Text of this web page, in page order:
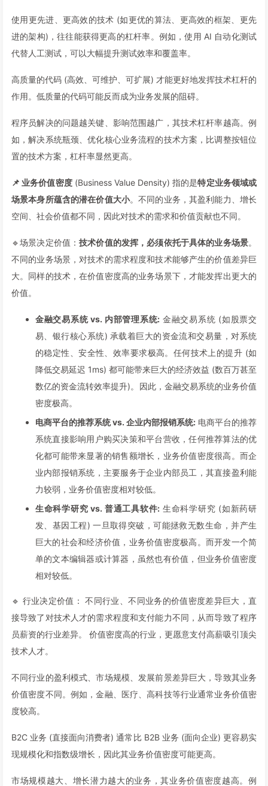
使用更先进、更高效的技术 (如更优的算法、更高效的框架、更先
进的架构)，往往能获得更高的杠杆率。例如，使用 AI 自动化测试
代替人工测试，可以大幅提升测试效率和覆盖率。
高质量的代码 (高效、可维护、可扩展) 才能更好地发挥技术杠杆的
作用。低质量的代码可能反而成为业务发展的阻碍。
程序员解决的问题越关键、影响范围越广，其技术杠杆率越高。例
如，解决系统瓶颈、优化核心业务流程的技术方案，比调整按钮位
置的技术方案，杠杆率显然更高。
📌 业务价值密度(Business Value Density) 指的是特定业务领域或
场景本身所蕴含的潜在价值大小。不同的业务，其盈利能力、增长
空间、社会价值都不同，因此对技术的需求和价值贡献也不同。
🔹场景决定价值：技术价值的发挥，必须依托于具体的业务场景。
不同的业务场景，对技术的需求程度和技术能够产生的价值差异巨
大。同样的技术，在价值密度高的业务场景下，才能发挥出更大的
价值。
金融交易系统 vs. 内部管理系统: 金融交易系统 (如股票交
易、银行核心系统) 承载着巨大的资金流和交易量，对系统
的稳定性、安全性、效率要求极高。任何技术上的提升 (如
降低交易延迟 1ms) 都可能带来巨大的经济效益 (数百万甚至
数亿的资金流转效率提升)。因此，金融交易系统的业务价值
密度极高。
电商平台的推荐系统 vs. 企业内部报销系统: 电商平台的推荐
系统直接影响用户购买决策和平台营收，任何推荐算法的优
化都可能带来显著的销售额增长，业务价值密度很高。而企
业内部报销系统，主要服务于企业内部员工，其直接盈利能
力较弱，业务价值密度相对较低。
生命科学研究 vs. 普通工具软件: 生命科学研究 (如新药研
发、基因工程) 一旦取得突破，可能拯救无数生命，并产生
巨大的社会和经济价值，业务价值密度极高。而开发一个简
单的文本编辑器或计算器，虽然也有价值，但业务价值密度
相对较低。
🔹 行业决定价值： 不同行业、不同业务的价值密度差异巨大，直
接导致了对技术人才的需求程度和支付能力不同，从而导致了程序
员薪资的行业差异。 价值密度高的行业，更愿意支付高薪吸引顶尖
技术人才。
不同行业的盈利模式、市场规模、发展前景差异巨大，导致其业务
价值密度不同。例如，金融、医疗、高科技等行业通常业务价值密
度较高。
B2C 业务 (直接面向消费者) 通常比 B2B 业务 (面向企业) 更容易实
现规模化和指数级增长，因此其业务价值密度可能更高。
市场规模越大、增长潜力越大的业务，其业务价值密度越高。例